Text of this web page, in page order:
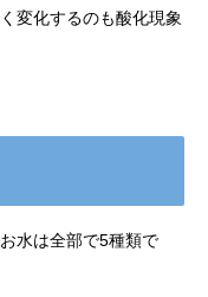
変化するのも酸化現象
水は全部で5種類で